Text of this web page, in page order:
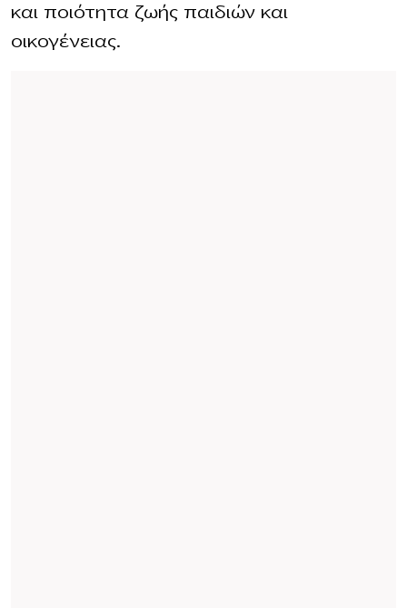
και ποιότητα ζωής παιδιών και
οικογένειας.